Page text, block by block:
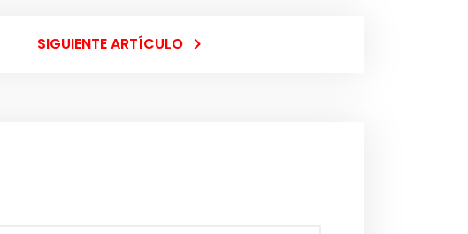
SIGUIENTE ARTÍCULO